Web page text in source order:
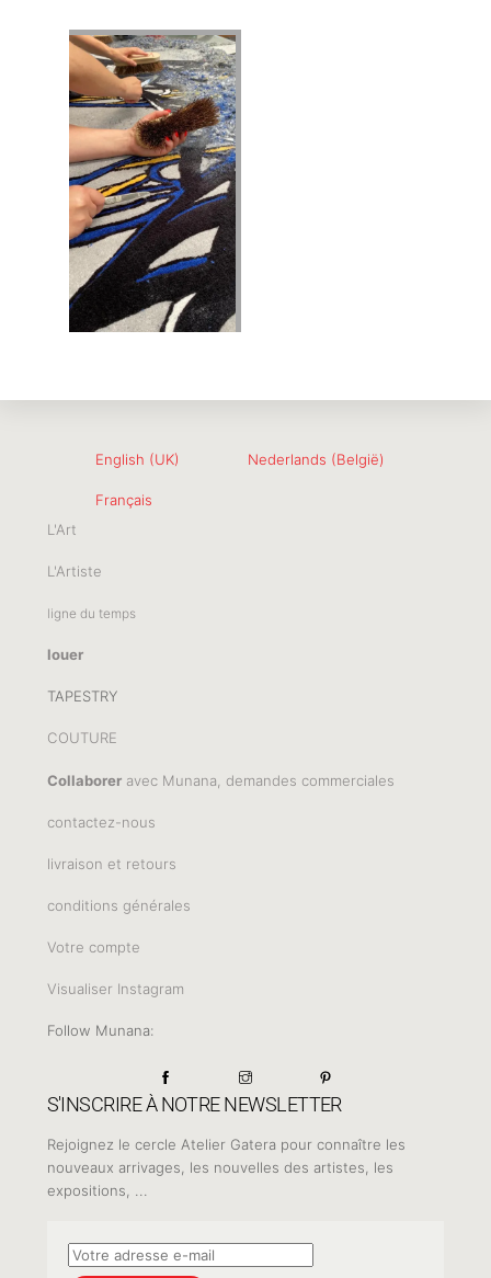
English (UK) Nederlands (België)
Français
L'Art
L'Artiste
ligne du temps
louer
TAPESTRY
COUTURE
Collaboreravec Munana, demandes commerciales
contactez-nous
livraison et retours
conditions générales
Votre compte
Visualiser Instagram
Follow Munana:
S'INSCRIRE À NOTRE NEWSLETTER
Rejoignez le cercle Atelier Gatera pour connaître les
nouveaux arrivages, les nouvelles des artistes, les
expositions, ...